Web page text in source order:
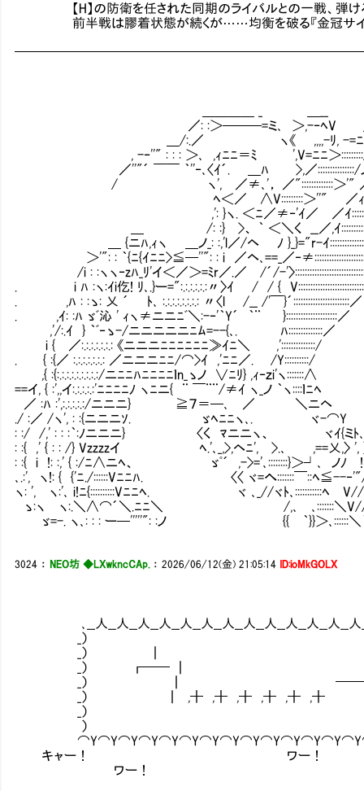
【H】の防衛を任された同期のライバルとの一戦、弾ける「
前半戦は膠着状態が続くが……均衡を破る『金冠サイズ
／: :＞───=ミ､ ＞,-‐ﾍV __ -=ﾆﾆﾆﾆ
＿/:.／ ヽ《 ,,,,-ﾘ, -=ﾆﾆ＞''⌒〉
, -‐''" : : : ＞､ ,ｨﾆﾆ＝ﾐ ',V=ﾆﾆ＞:::::::::/ /ノ
／''"´ ￣￣ ｀''‐､〈ｲ´. ＿ﾊ >,／:::::::::::::::/ノ/イ=ﾆﾆ
/ ヽ', ／≠､'， ／":::::::::::::＞'" ／＝ﾐ //
ﾍ＜／ ∧V:::::::::＞''" ／ｨ-､_ノ-､_ イ
,': }ヽ. ＜ﾆ／≠‐'ｲ／ ／ｲ
＿ /: :} >、 ｀ ＜＼く __／,ｲ
＿ {ニﾊ,ｨヽ ＿ノ_: :,'l／/ヘ ﾉ }_}="r-ｲ
＞'": : ｀{ﾆ{ｲﾆﾆ>≦─''": : i ／ヘ､==_／
/i : :ヽヽ‐zﾊ_ﾘ'イ＜／＞=ﾐr／.／ /´/-'〉
. i ﾊ :ヽ:ｲi仡! ﾘ､.}ー=":.:.:.:.:.:〃〉ｲ / / {
. ,ﾊ : :ゝ: 乂 ´ ﾄ､ :.:.:.:.:.:.:.: 〃〈l /__ /'￣}´:::::::::::::::::::::::／
. ,ｲ: :ﾊ ゞﾞ沁 ' ｨヽ≠ニニﾆﾞ＼:-‐'｀Y´ ｀¨ }:::::::::::::::::::::／
,'/:.ｲ } ｀ﾞ‐ゝ-/ニニニニニﾆﾑ=--{､. ﾊ::::::::::::::／
i { ／:.:.:.:.:.:.: 《ニニニﾆﾆﾆﾆﾆﾆ≫ｲﾆ＼ ,'::::::::::::::/
. { :{／ :.:.:.:.:.:.: ／ニニニﾆﾆ/⌒>ｲ ,'ﾆﾆ／. /Y::::::::::/
,{ :{:.:.:.:.:.:.:.:.:/ニﾆﾆﾊﾆﾆﾆﾆｌn_ゝノ ∨ﾆﾘ} ,ｨ‐ｚi'ヽ:::::::∧
==イ, { :',,イ:.:.:.:.:'ﾆﾆﾆﾆﾉ ヽﾆニ{ ¨ ￣¨¨/≠ｲ ヽ_ノ ｀ヽ::::ｌﾆﾍ
／ :ﾊ :',:.:.:.:.:/ニニニ} ≧７＝─､ ／ ＼ニヘ
./ :／ /ヽ', : :{ニニニｿ. ゞﾍﾆﾆヽ､. ヾ-⌒Y
: :/ /,' : : :｀:ﾉニニニ} 〈く ﾏニニヽ、 ヾｲ{ミﾄ
: :{ ,' { : : /} Vzzzzイ ﾍ.'､_,>,ヘﾆ', >.､ ,==乂,〉 ',
: :{ i !: :,' { :/ﾆ∧ニﾍ、 ゞﾟ´ ,->='､::::::::}＞┘､ ノﾉ !
､.:', ヽ!: { {'ﾆ./::::::Vﾆﾆﾊ. 〈〈 ヾ=へ:::::::￣::ﾍ≦--
ヽ: ', ヽ:'､ i!ﾆ{::::::::::Vﾆﾆﾍ. ヾ ､_//ヾﾄ､:::::::::::ﾍ
ゝ:ヽ ヽ:.＼∧⌒´＼.ﾆﾆ＼ /,､㍉､:::::::＼
ゞ=-. ヽ､: : : ー─'''''": :ノ {{ ｀}}＞､::::::＼
3024 ： NEO坊 ◆LXwkncCAp. ：2026/06/12(金) 21:05:14 ID:ioMkGOLX
､__人__人__人__人__人__人__人__人__人__人__人__人__人___
_）
_） ┃ ┃ ┃
_） ┏━━ ┃ ┃
_） ┃ ━━━━ ┛
_） ┃ ,╋ ,╋ ,╋ ,╋ ,╋
_）
）
キャー！ ワー！
ワー！ ﾊﾟﾁﾊ